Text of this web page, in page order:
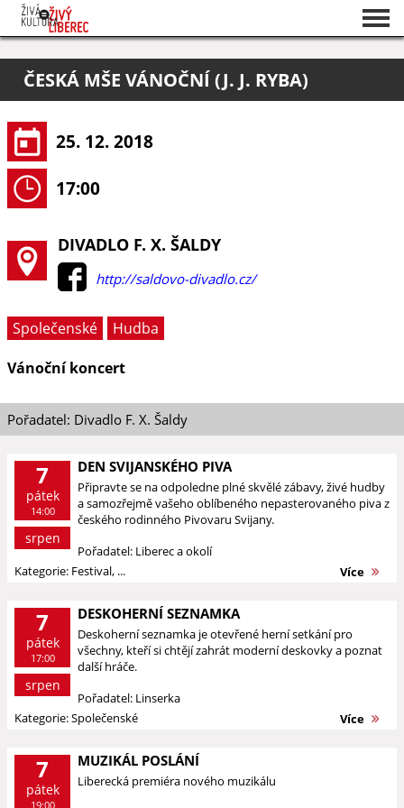
O projektu
Pořadatelé
ČESKÁ MŠE VÁNOČNÍ (J. J. RYBA)
25. 12. 2018
17:00
DIVADLO F. X. ŠALDY
http://saldovo-divadlo.cz/
Společenské
Hudba
Vánoční koncert
Pořadatel: Divadlo F. X. Šaldy
7
pátek
14:00
srpen
DEN SVIJANSKÉHO PIVA
Připravte se na odpoledne plné skvělé zábavy, živé hudby
a samozřejmě vašeho oblíbeného nepasterovaného piva z
českého rodinného Pivovaru Svijany.
Pořadatel: Liberec a okolí
Kategorie: Festival, ...
Více
7
pátek
17:00
srpen
DESKOHERNÍ SEZNAMKA
Deskoherní seznamka je otevřené herní setkání pro
všechny, kteří si chtějí zahrát moderní deskovky a poznat
další hráče.
Pořadatel: Linserka
Kategorie: Společenské
Více
7
pátek
19:00
MUZIKÁL POSLÁNÍ
Liberecká premiéra nového muzikálu